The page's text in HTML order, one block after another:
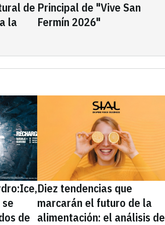
de
la
Principal de "Vive San
Fermín 2026"
de
Diez tendencias que
marcarán el futuro de la
alimentación: el análisis de